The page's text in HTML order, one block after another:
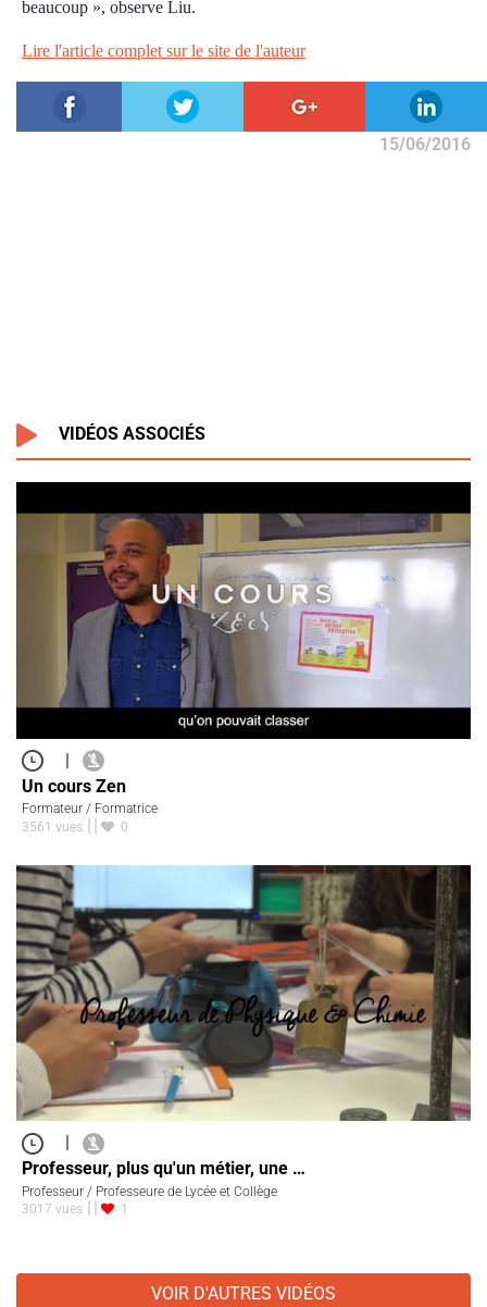
beaucoup », observe Liu.
Lire l'article complet sur le site de l'auteur
15/06/2016
VIDÉOS ASSOCIÉS
|
Un cours Zen
Formateur / Formatrice
3561 vues
0
|
Professeur, plus qu'un métier, une …
Professeur / Professeure de Lycée et Collège
3017 vues
1
VOIR D'AUTRES VIDÉOS